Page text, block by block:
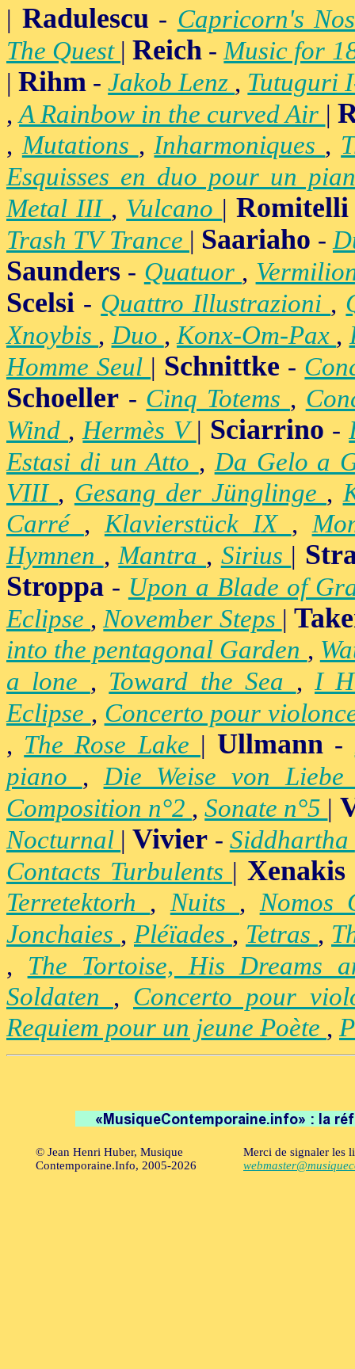
| Radulescu - Capricorn's
The Quest |Reich -Music for
|Rihm -Jakob Lenz , Tutuguri
,A Rainbow in the curved Air |
,Mutations ,Inharmoniques ,
Esquisses en duo pour un
Metal III , Vulcano |Romitelli
Trash TV Trance | Saariaho -
Saunders - Quatuor ,
Scelsi - Quattro Illustrazioni ,
Xnoybis ,Duo ,Konx-Om-Pax ,
Homme Seul | Schnittke -
Schoeller - Cinq Totems ,
Wind ,Hermès V| Sciarrino -
Estasi di un Atto ,Da Gelo a
VIII , Gesang der Jünglinge ,
Carré ,Klavierstück IX ,
Hymnen ,Mantra , Sirius |
Stroppa - Upon a Blade of
Eclipse ,November Steps |
into the pentagonal Garden ,
a lone , Toward the Sea ,I
Eclipse , Concerto pour
, The Rose Lake |Ullmann -
piano ,Die Weise von
Composition n°2 ,Sonate n°5 |
Nocturnal |Vivier - Siddhartha
Contacts Turbulents | Xenakis
Terretektorh ,Nuits ,Nomos
Jonchaies , Pléïades , Tetras ,
, The Tortoise, His Dreams
Soldaten , Concerto pour
Requiem pour un jeune Poète ,
© Jean Henri Huber, Musique
Contemporaine.Info, 2005-2026
Merci de signaler les